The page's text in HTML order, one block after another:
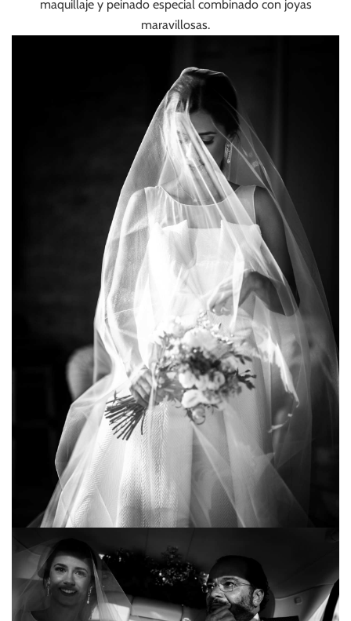
maquillaje y peinado especial combinado con joyas
maravillosas.